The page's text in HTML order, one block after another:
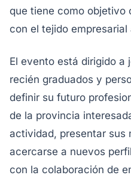
que tiene como objetivo
con el tejido empresarial
El evento está dirigido a
recién graduados y
definir su futuro
de la provincia
actividad, presentar sus
acercarse a nuevos
con la colaboración de